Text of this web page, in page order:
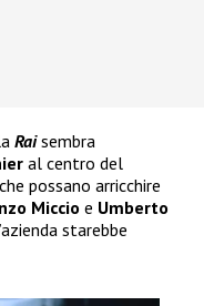
Raisembra
al centro del
possano arricchire
Miccio e Umberto
starebbe